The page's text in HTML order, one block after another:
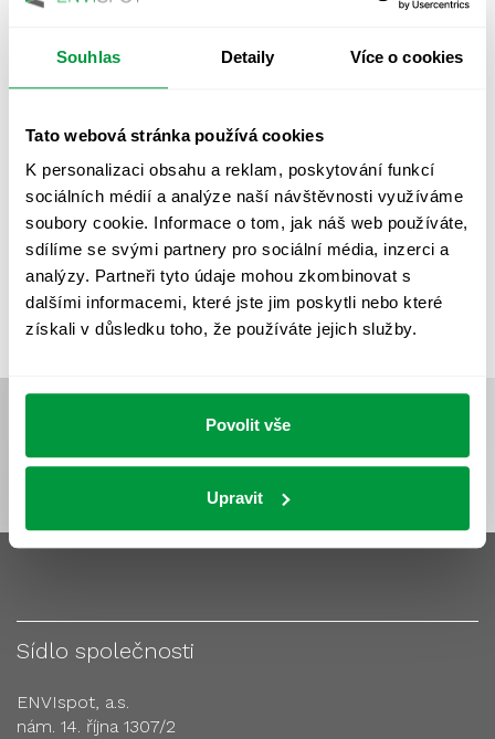
Souhlas Detaily Více o cookies
Tato webová stránka používá cookies
K personalizaci obsahu a reklam, poskytování funkcí
sociálních médií a analýze naší návštěvnosti využíváme
soubory cookie. Informace o tom, jak náš web používáte,
sdílíme se svými partnery pro sociální média, inzerci a
analýzy. Partneři tyto údaje mohou zkombinovat s
dalšími informacemi, které jste jim poskytli nebo které
získali v důsledku toho, že používáte jejich služby.
Povolit vše
Upravit
VÝPOČET OSVĚTLENÍ VÝPOČET ZASTÍNĚNÍ
VÝPOČTY A NÁVRHY
ZKOUŠKY NOUZOVÉHO OSVĚTLENÍ
Sídlo společnosti
ENVIspot, a.s.
nám. 14. října 1307/2